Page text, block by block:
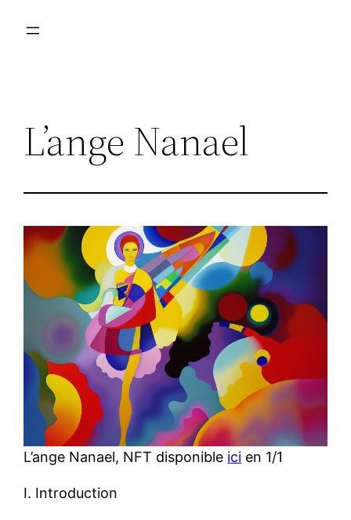
L’ange Nanael
L’ange Nanael, NFT disponible ici en 1/1
I. Introduction